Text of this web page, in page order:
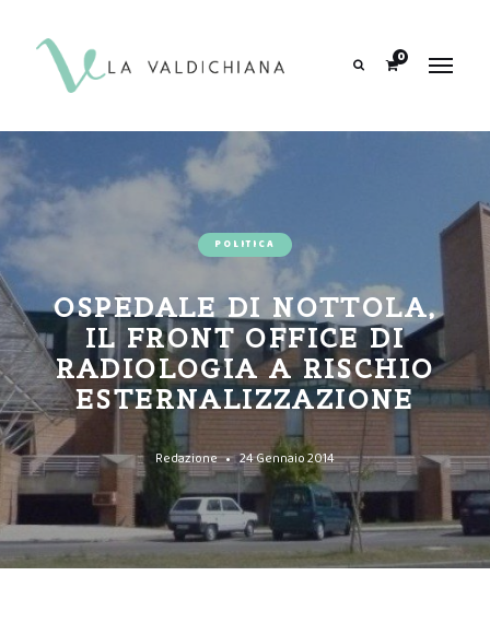
0
POLITICA
OSPEDALE DI NOTTOLA,
IL FRONT OFFICE DI
RADIOLOGIA A RISCHIO
ESTERNALIZZAZIONE
Redazione 24 Gennaio 2014